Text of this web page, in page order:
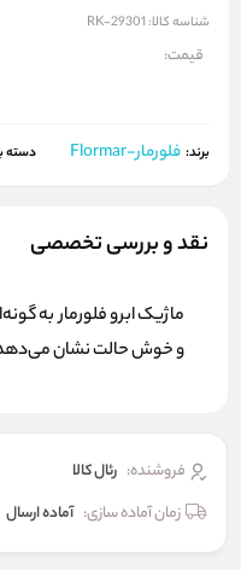
شناسه کالا: RK-29301
قیمت:
برند: فلورمار-Flormar دسته
نقد و بررسی تخصصی
ماژیک ابرو فلورمار به
و خوش حالت نشان
فروشنده: رئال كالا
زمان آماده سازی: آماده ارسال